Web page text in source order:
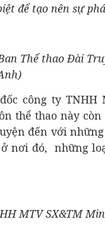
để tạo nên sự
Thể thao Đài
công ty TNHH
thể thao này
đến với
nơi đó, những
MTV SX&TM